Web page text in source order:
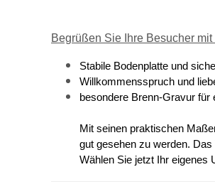
Begrüßen Sie Ihre Besucher
Stabile Bodenplatte und
Willkommensspruch und
besondere Brenn-Gravur für
Mit seinen praktischen
gut gesehen zu werden.
Wählen Sie jetzt Ihr eigenes